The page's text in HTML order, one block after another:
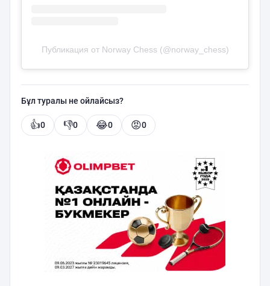
Публикация от Norway Chess (@norway_chess)
Бұл туралы не ойлайсыз?
👍0 👎0 😂0 😡0